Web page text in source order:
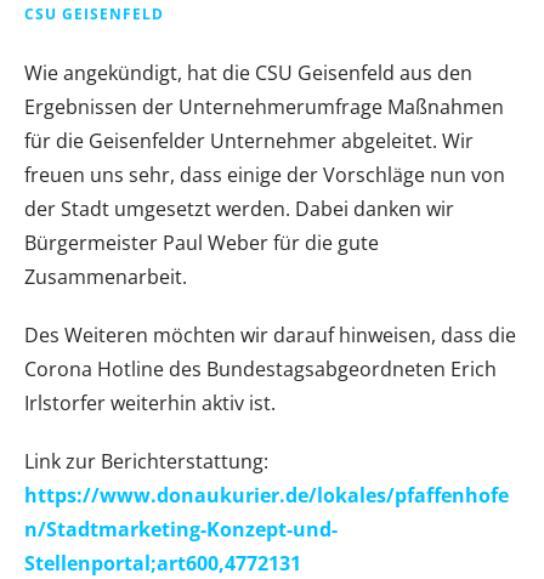
CSU GEISENFELD
Wie angekündigt, hat die CSU Geisenfeld aus den
Ergebnissen der Unternehmerumfrage Maßnahmen
für die Geisenfelder Unternehmer abgeleitet. Wir
freuen uns sehr, dass einige der Vorschläge nun von
der Stadt umgesetzt werden. Dabei danken wir
Bürgermeister Paul Weber für die gute
Zusammenarbeit.
Des Weiteren möchten wir darauf hinweisen, dass die
Corona Hotline des Bundestagsabgeordneten Erich
Irlstorfer weiterhin aktiv ist.
Link zur Berichterstattung:
https://www.donaukurier.de/lokales/pfaffenhofe
n/Stadtmarketing-Konzept-und-
Stellenportal;art600,4772131